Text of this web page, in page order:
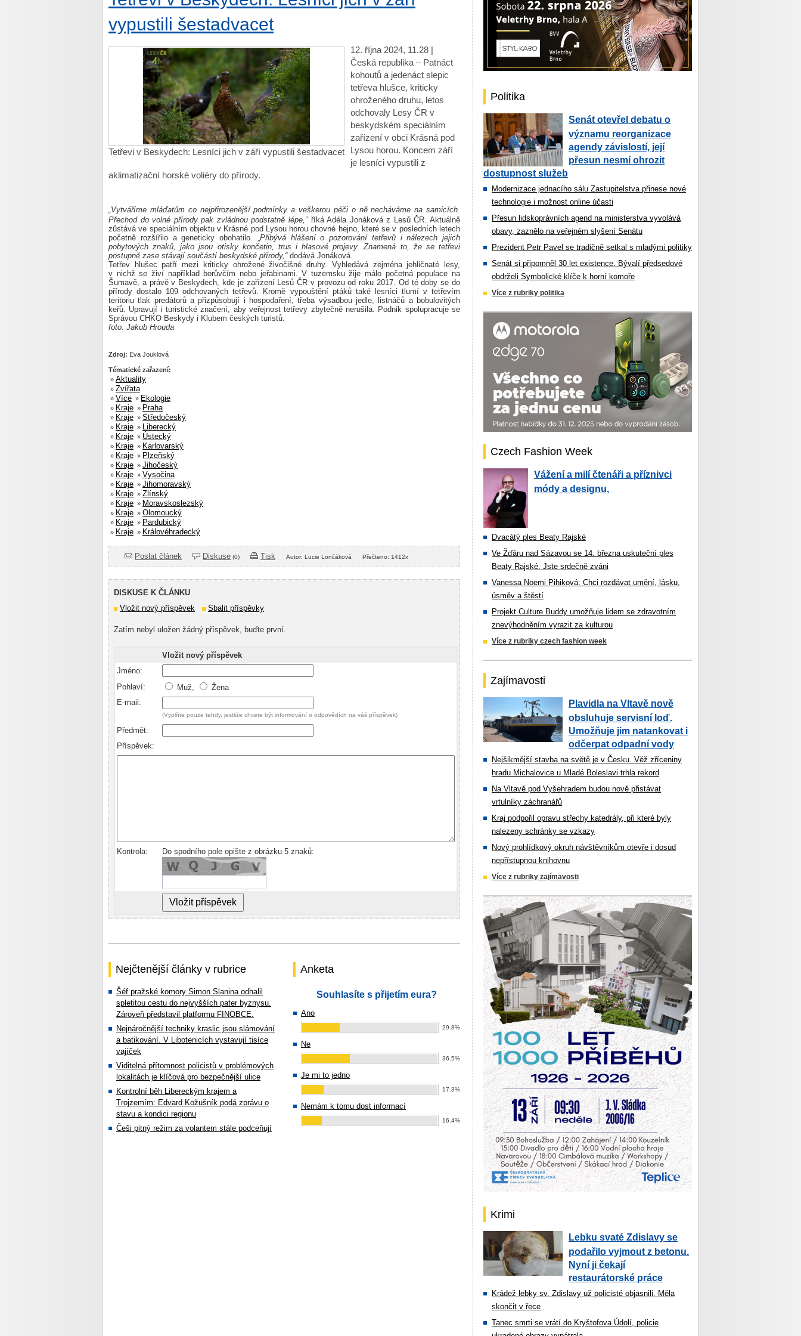
vypustili šestadvacet
Tetřevi v Beskydech: Lesníci jich v září vypustili šestadvacet
12. října 2024, 11.28 |
Česká republika – Patnáct
kohoutů a jedenáct slepic
tetřeva hlušce, kriticky
ohroženého druhu, letos
odchovaly Lesy ČR v
beskydském speciálním
zařízení v obci Krásná pod
Lysou horou. Koncem září
je lesníci vypustili z
aklimatizační horské voliéry do přírody.
„Vytváříme mláďatům co nejpřirozenější podmínky a veškerou péči o ně necháváme na samicích.
Přechod do volné přírody pak zvládnou podstatně lépe,“říká Adéla Jonáková z Lesů ČR. Aktuálně
zůstává ve speciálním objektu v Krásné pod Lysou horou chovné hejno, které se v posledních letech
početně rozšířilo a geneticky obohatilo. „Přibývá hlášení o pozorování tetřevů i nálezech jejich
pobytových znaků, jako jsou otisky končetin, trus i hlasové projevy. Znamená to, že se tetřevi
postupně zase stávají součástí beskydské přírody,“dodává Jonáková.
Tetřev hlušec patří mezi kriticky ohrožené živočišné druhy. Vyhledává zejména jehličnaté lesy,
v nichž se živí například borůvčím nebo jeřabinami. V tuzemsku žije málo početná populace na
Šumavě, a právě v Beskydech, kde je zařízení Lesů ČR v provozu od roku 2017. Od té doby se do
přírody dostalo 109 odchovaných tetřevů. Kromě vypouštění ptáků také lesníci tlumí v tetřevím
teritoriu tlak predátorů a přizpůsobují i hospodaření, třeba výsadbou jedle, listnáčů a bobulovitých
keřů. Upravují i turistické značení, aby veřejnost tetřevy zbytečně nerušila. Podnik spolupracuje se
Správou CHKO Beskydy i Klubem českých turistů.
foto: Jakub Hrouda
Zdroj: Eva Jouklová
Tématické zařazení:
» Aktuality
» Zvířata
» Více » Ekologie
» Kraje » Praha
» Kraje » Středočeský
» Kraje » Liberecký
» Kraje » Ústecký
» Kraje » Karlovarský
» Kraje » Plzeňský
» Kraje » Jihočeský
» Kraje » Vysočina
» Kraje » Jihomoravský
» Kraje » Zlínský
» Kraje » Moravskoslezský
» Kraje » Olomoucký
» Kraje » Pardubický
» Kraje » Královéhradecký
Poslat článek Diskuse (0) Tisk Autor: Lucie Lončáková Přečteno: 1412x
DISKUSE K ČLÁNKU
Vložit nový příspěvek
Sbalit příspěvky
Zatím nebyl uložen žádný příspěvek, buďte první.
Vložit nový příspěvek
Jméno:
Pohlaví:
Muž,
Žena
E-mail:
(Vyplňte pouze tehdy, jestliže chcete být informování o odpovědích na váš příspěvek)
Předmět:
Příspěvek:
Kontrola: Do spodního pole opište z obrázku 5 znaků:
Nejčtenější články v rubrice
Šéf pražské komory Simon Slanina odhalil
spletitou cestu do nejvyšších pater byznysu.
Zároveň představil platformu FINOBCE.
Nejnáročnější techniky kraslic jsou slámování
a batikování. V Libotenicích vystavují tisíce
vajíček
Viditelná přítomnost policistů v problémových
lokalitách je klíčová pro bezpečnější ulice
Kontrolní běh Libereckým krajem a
Trojzemím: Edvard Kožušník podá zprávu o
stavu a kondici regionu
Češi pitný režim za volantem stále podceňují
Anketa
Souhlasíte s přijetím eura?
Ano
29.8%
Ne
36.5%
Je mi to jedno
17.3%
Nemám k tomu dost informací
16.4%
Politika
Senát otevřel debatu o
významu reorganizace
agendy závislostí, její
přesun nesmí ohrozit
dostupnost služeb
Modernizace jednacího sálu Zastupitelstva přinese nové
technologie i možnost online účasti
Přesun lidskoprávních agend na ministerstva vyvolává
obavy, zaznělo na veřejném slyšení Senátu
Prezident Petr Pavel se tradičně setkal s mladými politiky
Senát si připomněl 30 let existence. Bývalí předsedové
obdrželi Symbolické klíče k horní komoře
Více z rubriky politika
Czech Fashion Week
Vážení a milí čtenáři a příznivci
módy a designu,
Dvacátý ples Beaty Rajské
Ve Žďáru nad Sázavou se 14. března uskuteční ples
Beaty Rajské. Jste srdečně zváni
Vanessa Noemi Pihiková: Chci rozdávat umění, lásku,
úsměv a štěstí
Projekt Culture Buddy umožňuje lidem se zdravotním
znevýhodněním vyrazit za kulturou
Více z rubriky czech fashion week
Zajímavosti
Plavidla na Vltavě nově
obsluhuje servisní loď.
Umožňuje jim natankovat i
odčerpat odpadní vody
Nejšikmější stavba na světě je v Česku. Věž zříceniny
hradu Michalovice u Mladé Boleslavi trhla rekord
Na Vltavě pod Vyšehradem budou nově přistávat
vrtulníky záchranářů
Kraj podpořil opravu střechy katedrály, při které byly
nalezeny schránky se vzkazy
Nový prohlídkový okruh návštěvníkům otevře i dosud
nepřístupnou knihovnu
Více z rubriky zajímavosti
Krimi
Lebku svaté Zdislavy se
podařilo vyjmout z betonu.
Nyní ji čekají
restaurátorské práce
Krádež lebky sv. Zdislavy už policisté objasnili. Měla
skončit v řece
Tanec smrti se vrátí do Kryštofova Údolí, policie